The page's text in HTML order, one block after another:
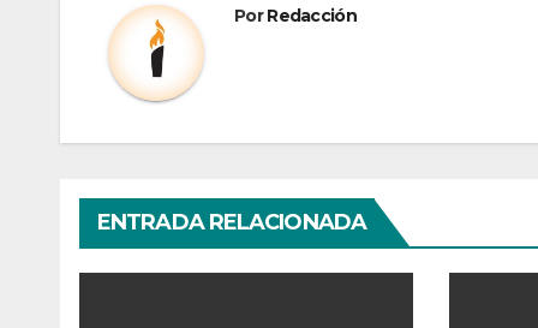
PorRedacción
ENTRADA RELACIONADA